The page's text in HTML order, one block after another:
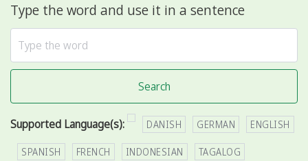
Type the word and use it in a sentence
Search
Supported Language(s): DANISH GERMAN ENGLISH
SPANISH FRENCH INDONESIAN TAGALOG